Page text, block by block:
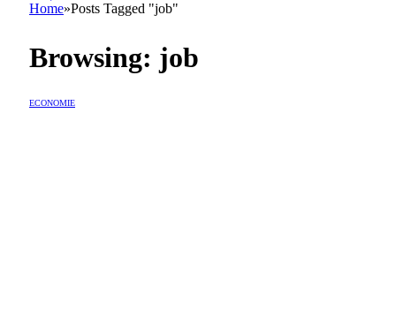
Home»Posts Tagged "job"
Browsing: job
ECONOMIE